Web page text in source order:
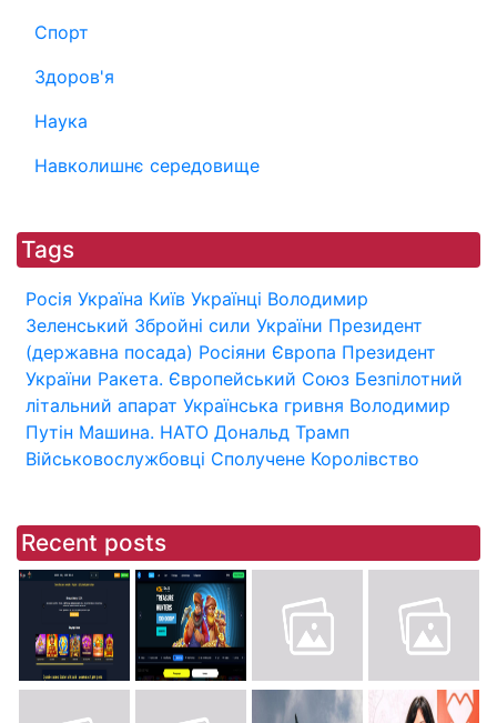
Спорт
Здоров'я
Наука
Навколишнє середовище
Tags
Росія Україна Київ Українці Володимир
Зеленський Збройні сили України Президент
(державна посада) Росіяни Європа Президент
України Ракета. Європейський Союз Безпілотний
літальний апарат Українська гривня Володимир
Путін Машина. НАТО Дональд Трамп
Військовослужбовці Сполучене Королівство
Recent posts